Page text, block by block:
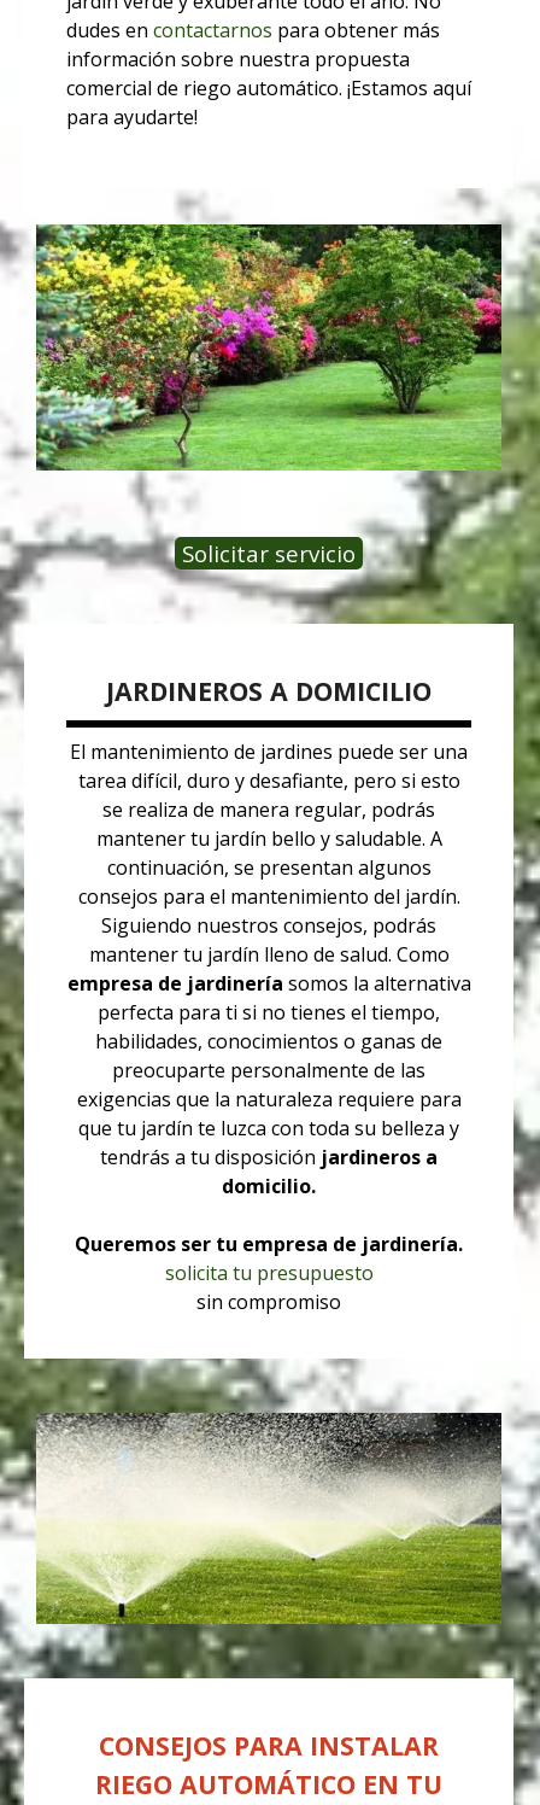
dudes en contactarnos para obtener más
información sobre nuestra propuesta
comercial de riego automático. ¡Estamos aquí
para ayudarte!
Solicitar servicio
JARDINEROS A DOMICILIO
El mantenimiento de jardines puede ser una
tarea difícil, duro y desafiante, pero si esto
se realiza de manera regular, podrás
mantener tu jardín bello y saludable. A
continuación, se presentan algunos
consejos para el mantenimiento del jardín.
Siguiendo nuestros consejos, podrás
mantener tu jardín lleno de salud. Como
empresa de jardinería somos la alternativa
perfecta para ti si no tienes el tiempo,
habilidades, conocimientos o ganas de
preocuparte personalmente de las
exigencias que la naturaleza requiere para
que tu jardín te luzca con todasu belleza y
tendrás a tu disposición jardineros a
domicilio.
Queremos ser tu empresa de jardinería.
solicita tu presupuesto
sin compromiso
CONSEJOS PARA INSTALAR
RIEGO AUTOMÁTICO EN TU